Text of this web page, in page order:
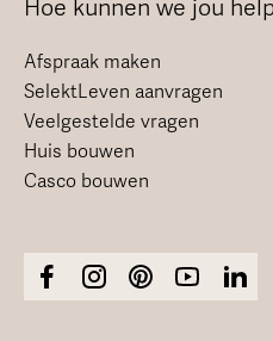
Hoe kunnen we jou
Afspraak maken
SelektLeven aanvragen
Veelgestelde vragen
Huis bouwen
Casco bouwen